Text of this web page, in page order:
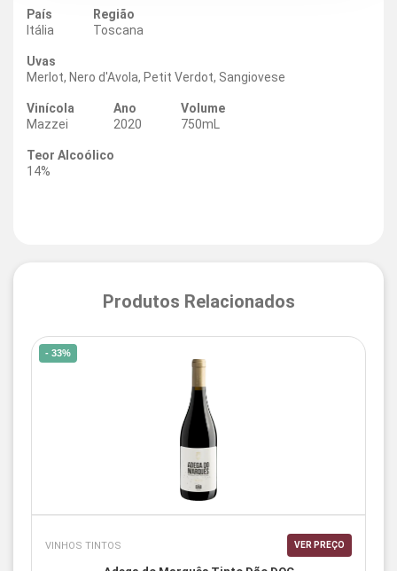
País
Itália
Região
Toscana
Uvas
Merlot, Nero d'Avola, Petit Verdot, Sangiovese
Vinícola
Mazzei
Ano
2020
Volume
750mL
Teor Alcoólico
14%
Produtos Relacionados
- 33%
VINHOS TINTOS VER PREÇO